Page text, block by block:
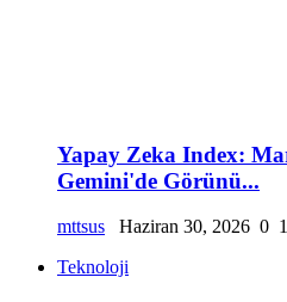
Yapay Zeka Index:
Gemini'de Görünü...
mttsus Haziran 30, 2026 0
Teknoloji